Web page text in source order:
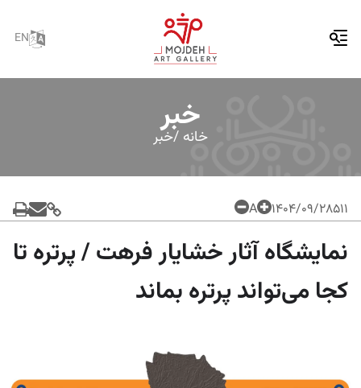
EN
خبر
خانه /خبر
511۱۴۰۴/۰۹/۲۸ A
نمایشگاه آثار خشایار فرهت / پرتره تا
کجا می‌تواند پرتره بماند